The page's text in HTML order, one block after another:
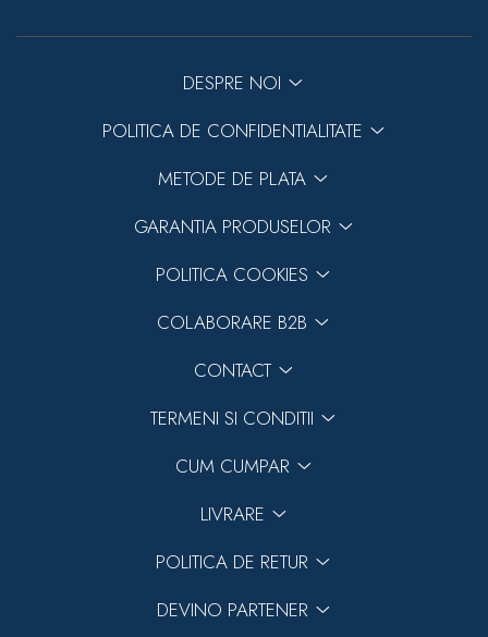
DESPRE NOI
POLITICA DE CONFIDENTIALITATE
METODE DE PLATA
GARANTIA PRODUSELOR
POLITICA COOKIES
COLABORARE B2B
CONTACT
TERMENI SI CONDITII
CUM CUMPAR
LIVRARE
POLITICA DE RETUR
DEVINO PARTENER